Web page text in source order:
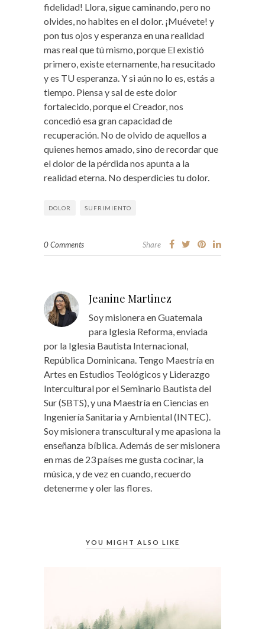
fidelidad! Llora, sigue caminando, pero no
olvides, no habites en el dolor. ¡Muévete! y
pon tus ojos y esperanza en una realidad
mas real que tú mismo, porque El existió
primero, existe eternamente, ha resucitado
y es TU esperanza. Y si aún no lo es, estás a
tiempo. Piensa y sal de este dolor
fortalecido, porque el Creador, nos
concedió esa gran capacidad de
recuperación. No de olvido de aquellos a
quienes hemos amado, sino de recordar que
el dolor de la pérdida nos apunta a la
realidad eterna. No desperdicies tu dolor.
DOLOR SUFRIMIENTO
0 Comments Share
Jeanine Martinez
Soy misionera en Guatemala
para Iglesia Reforma, enviada
por la Iglesia Bautista Internacional,
República Dominicana. Tengo Maestría en
Artes en Estudios Teológicos y Liderazgo
Intercultural por el Seminario Bautista del
Sur (SBTS), y una Maestría en Ciencias en
Ingeniería Sanitaria y Ambiental (INTEC).
Soy misionera transcultural y me apasiona la
enseñanza bíblica. Además de ser misionera
en mas de 23 países me gusta cocinar, la
música, y de vez en cuando, recuerdo
detenerme y oler las flores.
YOU MIGHT ALSO LIKE